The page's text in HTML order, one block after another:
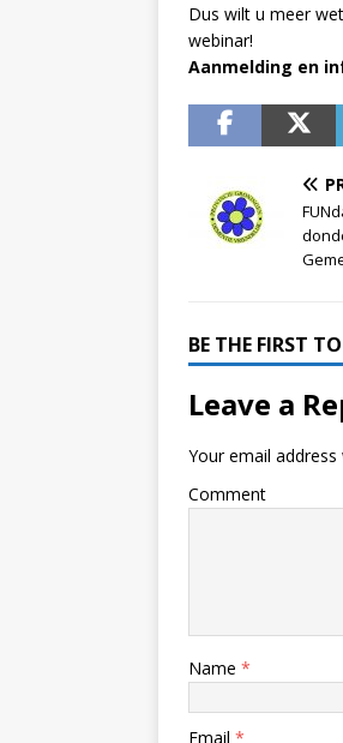
Dus wilt u meer
webinar!
Aanmelding en
BE THE FIRST
Leave a
Your email
Comment
Name *
Email *